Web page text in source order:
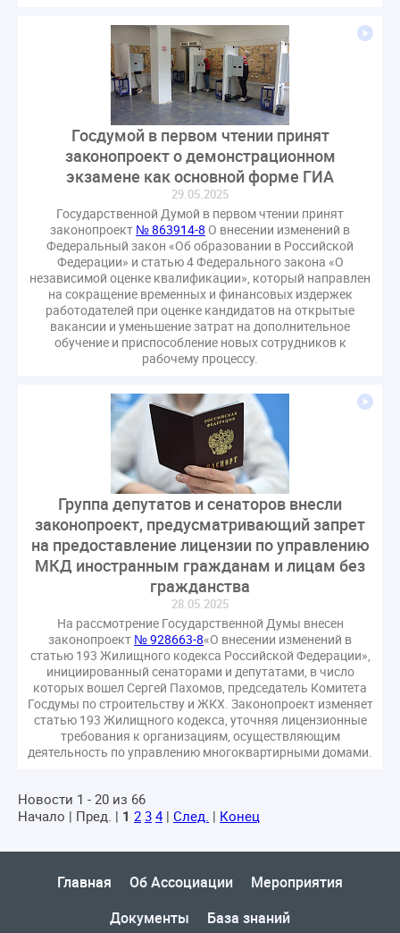
Госдумой в первом чтении принят
законопроект о демонстрационном
экзамене как основной форме ГИА
29.05.2025
Государственной Думой в первом чтении принят
законопроект № 863914-8 О внесении изменений в
Федеральный закон «Об образовании в Российской
Федерации» и статью 4 Федерального закона «О
независимой оценке квалификации», который направлен
на сокращение временных и финансовых издержек
работодателей при оценке кандидатов на открытые
вакансии и уменьшение затрат на дополнительное
обучение и приспособление новых сотрудников к
рабочему процессу.
Группа депутатов и сенаторов внесли
законопроект, предусматривающий запрет
на предоставление лицензии по управлению
МКД иностранным гражданам и лицам без
гражданства
28.05.2025
На рассмотрение Государственной Думы внесен
законопроект № 928663-8«О внесении изменений в
статью 193 Жилищного кодекса Российской Федерации»,
инициированный сенаторами и депутатами, в число
которых вошел Сергей Пахомов, председатель Комитета
Госдумы по строительству и ЖКХ. Законопроект изменяет
статью 193 Жилищного кодекса, уточняя лицензионные
требования к организациям, осуществляющим
деятельность по управлению многоквартирными домами.
Новости 1 - 20 из 66
Начало | Пред. | 1 2 3 4| След. | Конец
Главная Об Ассоциации
Мероприятия
Документы
База знаний